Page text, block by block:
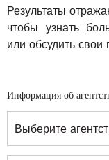
Результаты
чтобы узнать
или обсудить свои
Информация об